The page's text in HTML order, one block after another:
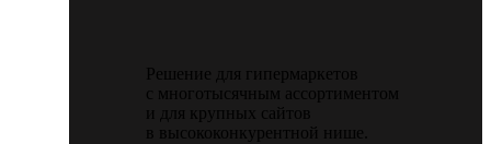
Решение для гипермаркетов
с многотысячным ассортиментом
и для крупных сайтов
в высококонкурентной нише.